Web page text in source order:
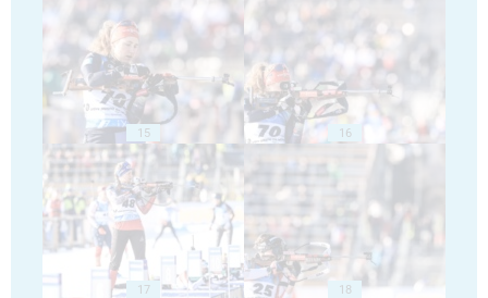
15 16
17 18